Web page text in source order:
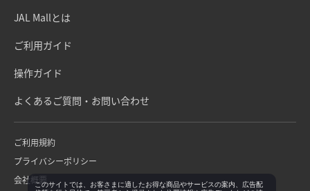
JAL Mallとは
ご利用ガイド
操作ガイド
よくあるご質問・お問い合わせ
ご利用規約
プライバシーポリシー
会社概要このサイトでは、お客さまに適したお得な商品やサービスの案内、広告配